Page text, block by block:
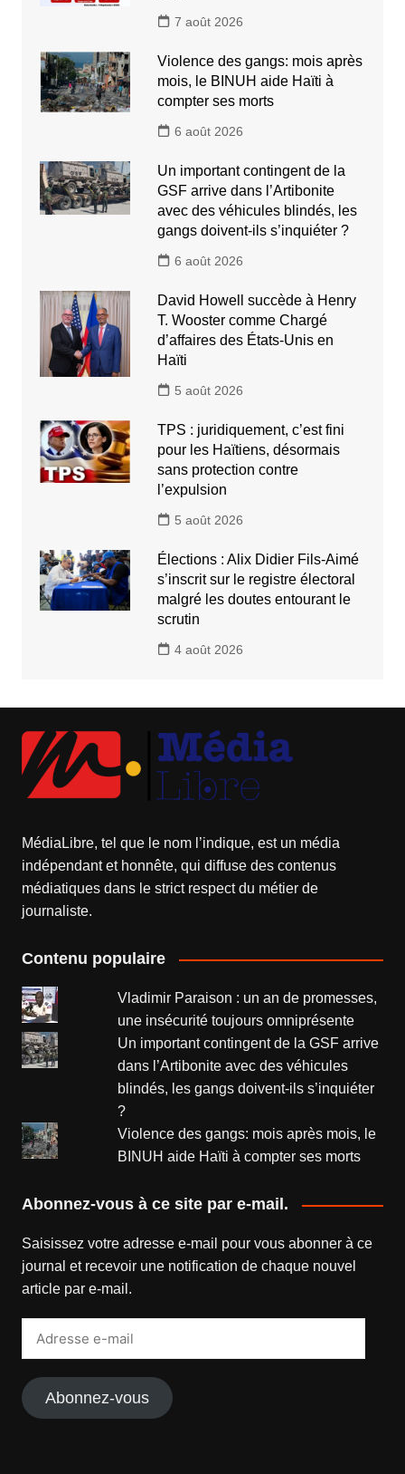
7 août 2026
Violence des gangs: mois après
mois, le BINUH aide Haïti à
compter ses morts
6 août 2026
Un important contingent de la
GSF arrive dans l’Artibonite
avec des véhicules blindés, les
gangs doivent-ils s’inquiéter ?
6 août 2026
David Howell succède à Henry
T. Wooster comme Chargé
d’affaires des États-Unis en
Haïti
5 août 2026
TPS : juridiquement, c’est fini
pour les Haïtiens, désormais
sans protection contre
l’expulsion
5 août 2026
Élections : Alix Didier Fils-Aimé
s’inscrit sur le registre électoral
malgré les doutes entourant le
scrutin
4 août 2026
MédiaLibre, tel que le nom l’indique, est un média
indépendant et honnête, qui diffuse des contenus
médiatiques dans le strict respect du métier de
journaliste.
Contenu populaire
Vladimir Paraison : un an de promesses,
une insécurité toujours omniprésente
Un important contingent de la GSF arrive
dans l’Artibonite avec des véhicules
blindés, les gangs doivent-ils s’inquiéter
?
Violence des gangs: mois après mois, le
BINUH aide Haïti à compter ses morts
Abonnez-vous à ce site par e-mail.
Saisissez votre adresse e-mail pour vous abonner à ce
journal et recevoir une notification de chaque nouvel
article par e-mail.
Abonnez-vous